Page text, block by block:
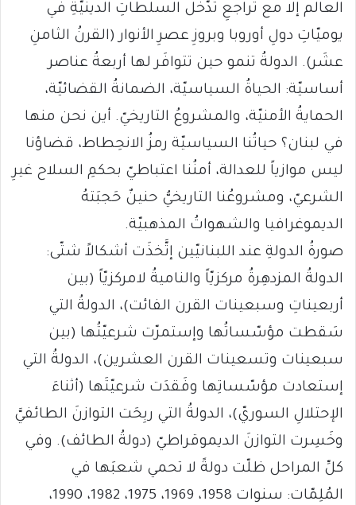
العالم إلا مع تراجعِ تدّخل السلطاتِ الدينيّةِ في
يوميّاتِ دولِ أوروبا وبروزِ عصرِ الأنوار (القرنُ الثامنِ
عشَر). الدولةُ تنمو حين تتوافَر لها أربعةُ عناصر
أساسيّة: الحياةُ السياسيّة، الضمانةُ القضائيّة،
الحمايةُ الأمنيّة، والمشروعُ التاريخيّ. أين نحن منها
في لبنان؟ حياتُنا السياسيّة رمزُ الانحِطاط، قضاؤنا
ليس موازياً للعدالة، أمنُنا اعتباطيّ بحكمِ السلاح غيرِ
الشرعيّ، ومشروعُنا التاريخيُّ حنينٌ حَجبَتهُ
الديموغرافيا والشهواتُ المذهبيّة.
صورةُ الدولةِ عند اللبنانيّين إتَّخذَت أشكالاً شتّى:
الدولةُ المزدهِرةُ مركزيّاً والناميةُ لامركزيّاً (بين
أربعيناتِ وسبعينات القرن الفائت)، الدولةُ التي
سَقطت مؤسّساتُها وإستمرّت شرعيّتُها (بين
سبعينات وتسعينات القرن العشرين)، الدولةُ التي
إستعادت مؤسّساتِها وفَقدَت شرعيّتَها (أثناءَ
الإحتلالِ السوريّ)، الدولةُ التي ربِحَت التوازنَ الطائفيَّ
وخَسِرت التوازنَ الديموقراطيّ (دولةُ الطائف). وفي
كلِّ المراحل ظلّت دولةً لا تحمي شعبَها في
المُلِمّات: سنوات 1958، 1969، 1975، 1982، 1990،